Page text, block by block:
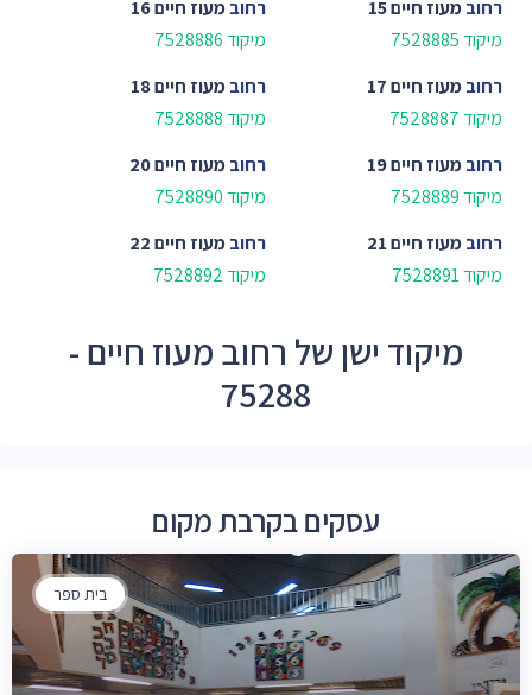
רחובמעוז חיים 15
מיקוד 7528885
רחובמעוז חיים 16
מיקוד 7528886
רחובמעוז חיים 17
מיקוד 7528887
רחובמעוז חיים 18
מיקוד 7528888
רחובמעוז חיים 19
מיקוד 7528889
רחובמעוז חיים 20
מיקוד 7528890
רחובמעוז חיים 21
מיקוד 7528891
רחובמעוז חיים 22
מיקוד 7528892
מיקוד ישן של רחוב מעוז חיים -
75288
עסקים בקרבת מקום
בית ספר